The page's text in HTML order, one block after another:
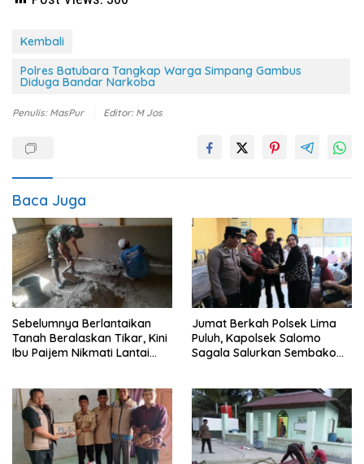
Kembali
Polres Batubara Tangkap Warga Simpang Gambus
Diduga Bandar Narkoba
Penulis: MasPur Editor: M Jos
Baca Juga
Sebelumnya Berlantaikan
Tanah Beralaskan Tikar, Kini
Ibu Paijem Nikmati Lantai
0208/Asahan
Jumat Berkah Polsek Lima
Puluh, Kapolsek Salomo
Sagala Salurkan Sembako